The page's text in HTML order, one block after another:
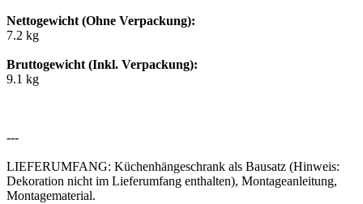
Nettogewicht (Ohne Verpackung):
7.2 kg
Bruttogewicht (Inkl. Verpackung):
9.1 kg
---
LIEFERUMFANG: Küchenhängeschrank als Bausatz (Hinweis:
Dekoration nicht im Lieferumfang enthalten), Montageanleitung,
Montagematerial.